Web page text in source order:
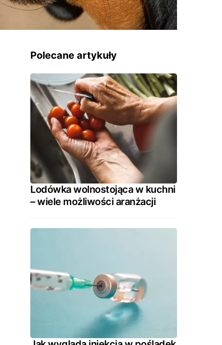
Polecane artykuły
Lodówka wolnostojąca w kuchni
– wiele możliwości aranżacji